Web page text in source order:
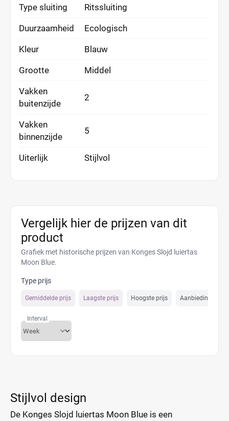
Type sluiting Ritssluiting
Duurzaamheid Ecologisch
Kleur Blauw
Grootte Middel
Vakken
buitenzijde
2
Vakken
binnenzijde
5
Uiterlijk Stijlvol
Vergelijk hier de prijzen van dit
product
Grafiek met historische prijzen van Konges Slojd luiertas
Moon Blue.
Type prijs
Gemiddelde prijs Laagste prijs Hoogste prijs Aanbiedings prijs
Interval
Stijlvol design
De Konges Slojd luiertas Moon Blue is een